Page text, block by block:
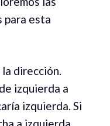
para esta
la dirección.
izquierda a
izquierda. Si